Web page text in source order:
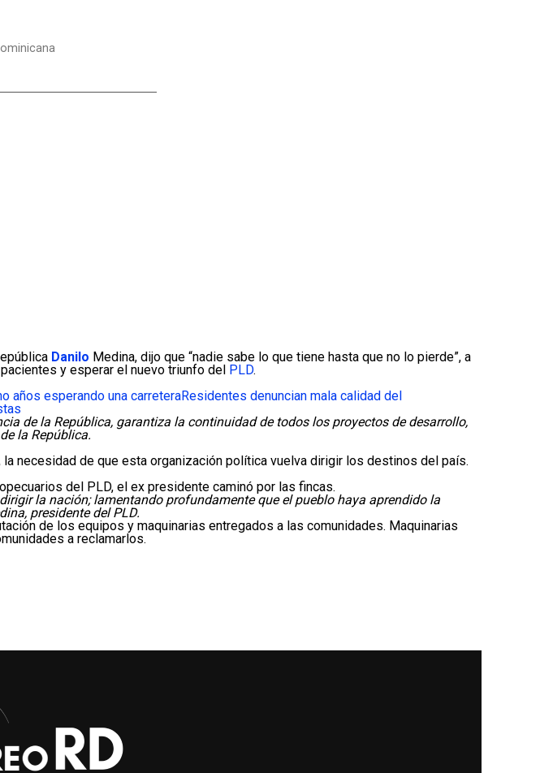
Danilo Medina, dijo que “nadie sabe lo que tiene hasta que no lo pierde”, a
y esperar el nuevo triunfo del PLD.
años esperando una carreteraResidentes denuncian mala calidad del
de la República, garantiza la continuidad de todos los proyectos de desarrollo,
la República.
necesidad de que esta organización política vuelva dirigir los destinos del país.
del PLD, el ex presidente caminó por las fincas.
la nación; lamentando profundamente que el pueblo haya aprendido la
presidente del PLD.
de los equipos y maquinarias entregados a las comunidades. Maquinarias
a reclamarlos.